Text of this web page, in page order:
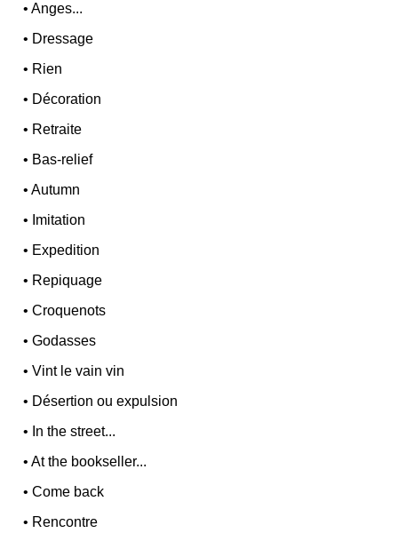
•Anges...
• Dressage
• Rien
• Décoration
• Retraite
• Bas-relief
•Autumn
• Imitation
• Expedition
• Repiquage
•Croquenots
•Godasses
•Vint le vain vin
• Désertion ou expulsion
• In the street...
•At the bookseller...
•Come back
• Rencontre